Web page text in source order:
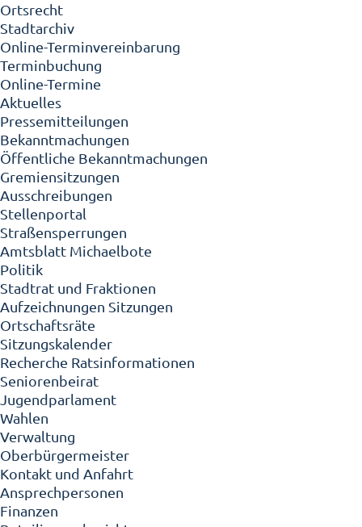
Ortsrecht
Stadtarchiv
Online-Terminvereinbarung
Terminbuchung
Online-Termine
Aktuelles
Pressemitteilungen
Bekanntmachungen
Öffentliche Bekanntmachungen
Gremiensitzungen
Ausschreibungen
Stellenportal
Straßensperrungen
Amtsblatt Michaelbote
Politik
Stadtrat und Fraktionen
Aufzeichnungen Sitzungen
Ortschaftsräte
Sitzungskalender
Recherche Ratsinformationen
Seniorenbeirat
Jugendparlament
Wahlen
Verwaltung
Oberbürgermeister
Kontakt und Anfahrt
Ansprechpersonen
Finanzen